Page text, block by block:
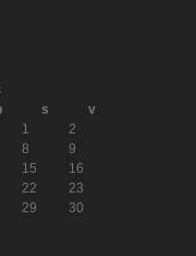
s
v
1
2
8
9
15
16
22
23
29
30